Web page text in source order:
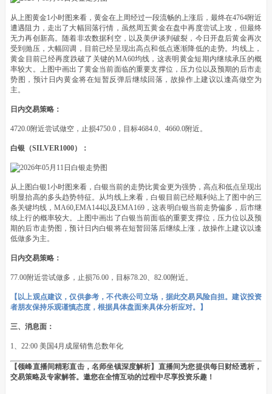
从上图黄金1小时图来看，黄金在上周经过一段流畅的上涨后，最终在4764附近
遭遇阻力，走出了大幅回落行情，虽然周五黄金在盘中再度尝试上攻，但最终
无力再创新高。随着非农数据利空，以及美伊谈判破裂，今日开盘后黄金再次
受到抛压，大幅回调，目前已经呈现出高点和低点逐渐降低的走势。均线上，
黄金目前已经再度跌破了关键的MA60均线，这表明黄金短期内继续承压的概
率较大。上图中画出了黄金当前面临的重要支撑位，压力位以及预期的后市走
势图，预计日内黄金将在短暂反弹后继续回落，故操作上建议以逢高做空为
主。
日内交易策略：
4720.0附近尝试做空，止损4750.0，目标4684.0、4660.0附近。
白银（SILVER1000）：
从上图白银1小时图来看，白银当前的走势比黄金更为强势，高点和低点呈现出
明显抬高的多头趋势特征。从均线上来看，白银目前已经顺利站上了图中的三
条关键均线，MA60,EMA144以及EMA169，这表明白银当前走势偏多，后市继
续上行的概率较大。上图中画出了白银当前面临的重要支撑位，压力位以及预
期的后市走势图，预计日内白银将在短暂回落后继续上涨，故操作上建议以逢
低做多为主。
日内交易策略：
77.00附近尝试做多，止损76.00，目标78.20、82.00附近。
【以上观点建议，仅供参考，不代表公司立场，据此交易风险自担。建议投资
者朋友保持乐观谨慎态度，根据具体盘面来具体分析应对。】
三、消息面：
1、22:00 美国4月成屋销售总数年化
【领峰直播间精彩直击，名师坐镇深度解析】直播间为您提供每日财经透析，
交易策略及专家解答。邀您在全情互动的过程中尽享投资乐趣！